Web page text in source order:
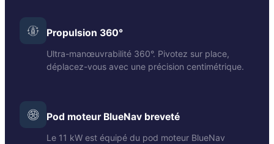
Propulsion 360°
Ultra-manœuvrabilité 360°. Pivotez sur place,
déplacez-vous avec une précision centimétrique.
Pod moteur BlueNav breveté
Le 11 kW est équipé du pod moteur BlueNav